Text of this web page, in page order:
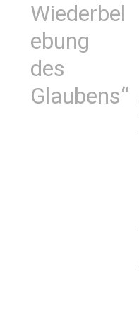
Wiederbel
ebung
des
Glaubens“